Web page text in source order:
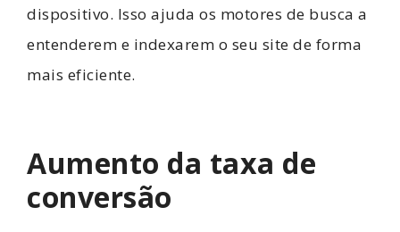
dispositivo. Isso ajuda os motores de busca a
entenderem e indexarem o seu site de forma
mais eficiente.
Aumento da taxa de
conversão